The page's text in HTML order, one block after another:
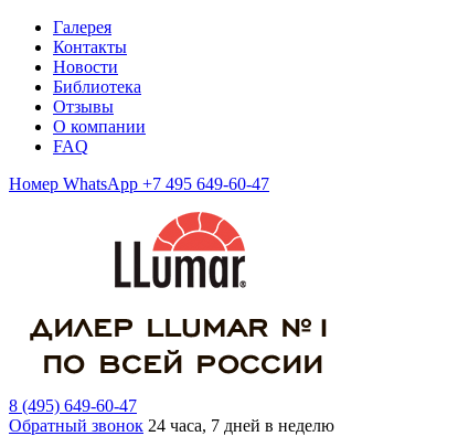
Галерея
Контакты
Новости
Библиотека
Отзывы
О компании
FAQ
Номер WhatsApp +7 495 649-60-47
8 (495) 649-60-47
Обратный звонок 24 часа, 7 дней в неделю